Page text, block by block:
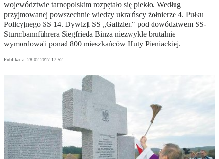
województwie tarnopolskim rozpętało się piekło. Według
przyjmowanej powszechnie wiedzy ukraińscy żołnierze 4. Pułku
Policyjnego SS 14. Dywizji SS „Galizien" pod dowództwem SS-
Sturmbannführera Siegfrieda Binza niezwykle brutalnie
wymordowali ponad 800 mieszkańców Huty Pieniackiej.
Publikacja: 28.02.2017 17:52